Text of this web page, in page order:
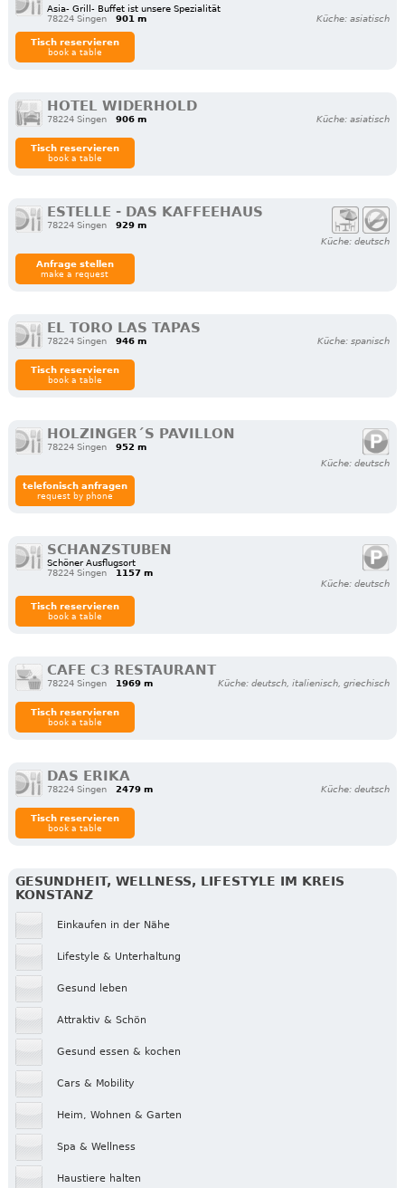
Asia- Grill- Buffet ist unsere Spezialität
78224 Singen
901 m Küche: asiatisch
Tisch reservieren
book a table
HOTEL WIDERHOLD
78224 Singen 906 m Küche: asiatisch
Tisch reservieren
book a table
ESTELLE - DAS KAFFEEHAUS
78224 Singen
929 m
Küche: deutsch
Anfrage stellen
make a request
EL TORO LAS TAPAS
78224 Singen 946 m Küche: spanisch
Tisch reservieren
book a table
HOLZINGER´S PAVILLON
78224 Singen
952 m
Küche: deutsch
telefonisch anfragen
request by phone
SCHANZSTUBEN
Schöner Ausflugsort
78224 Singen
1157 m
Küche: deutsch
Tisch reservieren
book a table
CAFE C3 RESTAURANT
78224 Singen 1969 m Küche: deutsch, italienisch, griechisch
Tisch reservieren
book a table
DAS ERIKA
78224 Singen 2479 m Küche: deutsch
Tisch reservieren
book a table
GESUNDHEIT, WELLNESS, LIFESTYLE IM KREIS
KONSTANZ
Einkaufen in der Nähe
Lifestyle & Unterhaltung
Gesund leben
Attraktiv & Schön
Gesund essen & kochen
Cars & Mobility
Heim, Wohnen & Garten
Spa & Wellness
Haustiere halten